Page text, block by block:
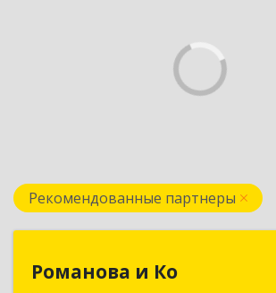
Рекомендованные партнеры
Романова и Ко